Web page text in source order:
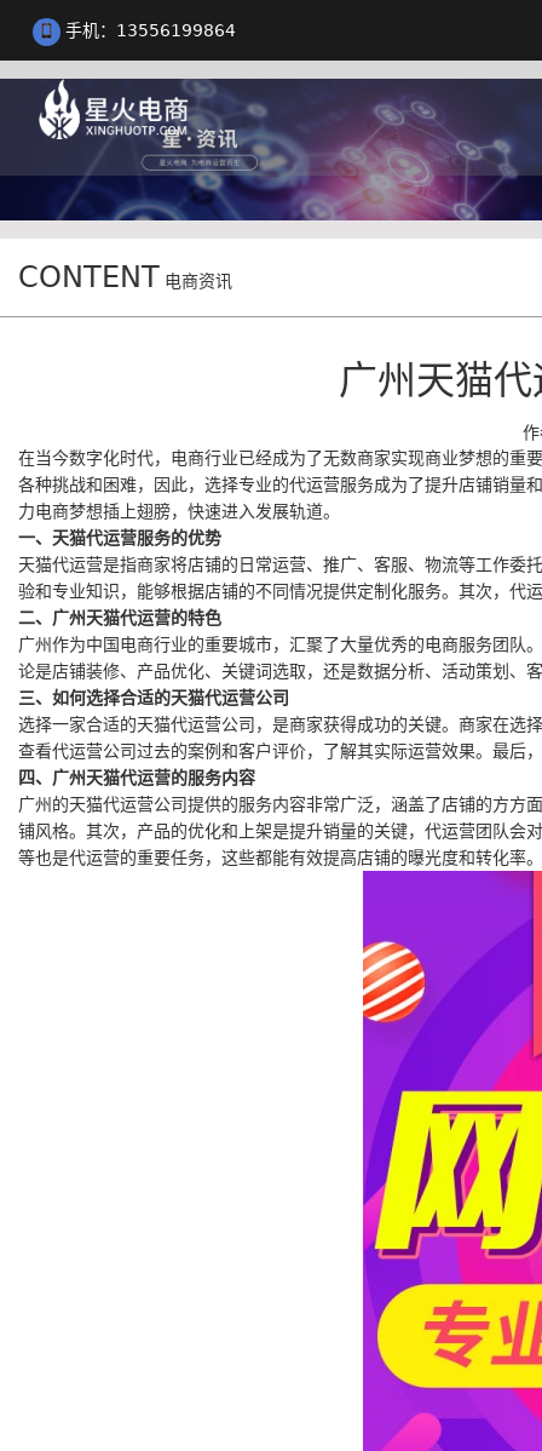
手机：13556199864
CONTENT 电商资讯
广州天猫
在当今数字化时代，电商行业已经成为了无数商家实现商业梦想的重
各种挑战和困难，因此，选择专业的代运营服务成为了提升店铺销量
力电商梦想插上翅膀，快速进入发展轨道。
一、天猫代运营服务的优势
天猫代运营是指商家将店铺的日常运营、推广、客服、物流等工作
验和专业知识，能够根据店铺的不同情况提供定制化服务。其次，代
二、广州天猫代运营的特色
广州作为中国电商行业的重要城市，汇聚了大量优秀的电商服务团
论是店铺装修、产品优化、关键词选取，还是数据分析、活动策划、
三、如何选择合适的天猫代运营公司
选择一家合适的天猫代运营公司，是商家获得成功的关键。商家在选
查看代运营公司过去的案例和客户评价，了解其实际运营效果。最后
四、广州天猫代运营的服务内容
广州的天猫代运营公司提供的服务内容非常广泛，涵盖了店铺的方
铺风格。其次，产品的优化和上架是提升销量的关键，代运营团队会
等也是代运营的重要任务，这些都能有效提高店铺的曝光度和转化率。